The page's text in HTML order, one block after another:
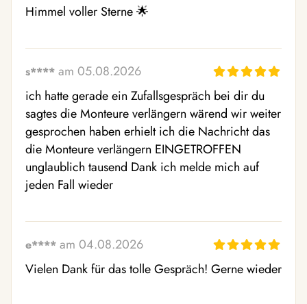
Himmel voller Sterne 🌟
s**** am 05.08.2026
ich hatte gerade ein Zufallsgespräch bei dir du
sagtes die Monteure verlängern wärend wir weiter
gesprochen haben erhielt ich die Nachricht das
die Monteure verlängern EINGETROFFEN
unglaublich tausend Dank ich melde mich auf
jeden Fall wieder
e**** am 04.08.2026
Vielen Dank für das tolle Gespräch! Gerne wieder